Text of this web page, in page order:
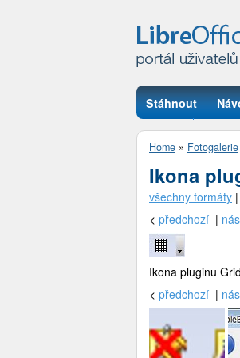
Stáhnout
Otázky
Home » Fotogalerie
Ikona
všechny formáty |
< předchozí |
Ikona pluginu
< předchozí |